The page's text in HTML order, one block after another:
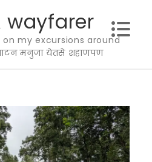
wayfarer
my excursions around
मनुजा येतसे शहाणपण